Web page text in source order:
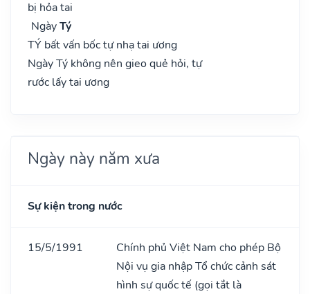
bị hỏa tai
NgàyTý
TÝ bất vấn bốc tự nhạ tai ương
Ngày Tý không nên gieo quẻ hỏi, tự
rước lấy tai ương
Ngày này năm xưa
Sự kiện trong nước
15/5/1991
Chính phủ Việt Nam cho phép Bộ
Nội vụ gia nhập Tổ chức cảnh sát
hình sự quốc tế (gọi tắt là